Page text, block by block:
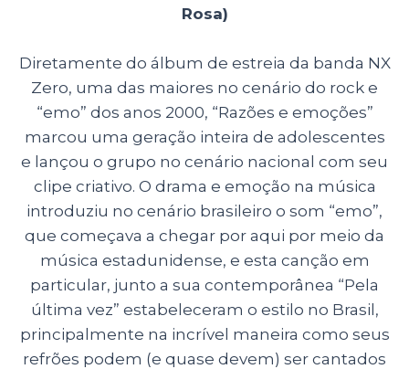
Rosa)
Diretamente do álbum de estreia da banda NX
Zero, uma das maiores no cenário do rock e
“emo” dos anos 2000, “Razões e emoções”
marcou uma geração inteira de adolescentes
e lançou o grupo no cenário nacional com seu
clipe criativo. O drama e emoção na música
introduziu no cenário brasileiro o som “emo”,
que começava a chegar por aqui por meio da
música estadunidense, e esta canção em
particular, junto a sua contemporânea “Pela
última vez” estabeleceram o estilo no Brasil,
principalmente na incrível maneira como seus
refrões podem (e quase devem) ser cantados